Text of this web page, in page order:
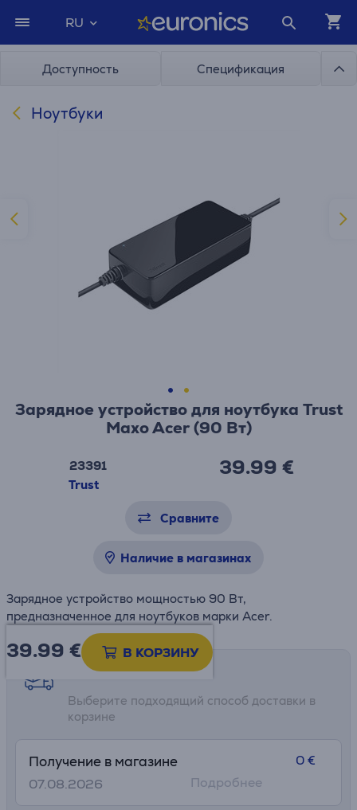
RU
Доступность Спецификация
Ноутбуки
Зарядное устройство для ноутбука Trust
Maxo Acer (90 Вт)
23391
Trust
39.99 €
Сравните
Наличие в магазинах
Зарядное устройство мощностью 90 Вт,
предназначенное для ноутбуков марки Acer.
39.99 € В КОРЗИНУ
Возможности доставки
Выберите подходящий способ доставки в
корзине
Получение в магазине
07.08.2026
0 €
Подробнее